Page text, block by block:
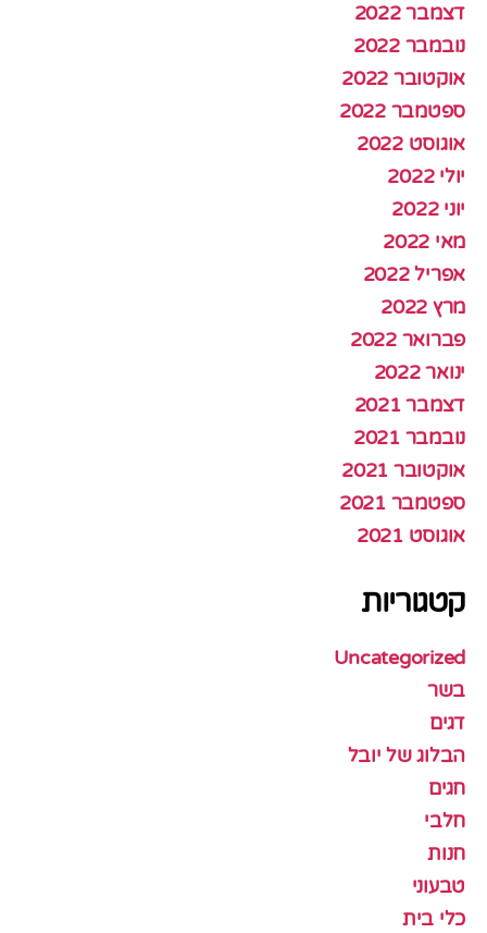
דצמבר 2022
נובמבר 2022
אוקטובר 2022
ספטמבר 2022
אוגוסט 2022
יולי 2022
יוני 2022
מאי 2022
אפריל 2022
מרץ 2022
פברואר 2022
ינואר 2022
דצמבר 2021
נובמבר 2021
אוקטובר 2021
ספטמבר 2021
אוגוסט 2021
קטגוריות
Uncategorized
בשר
דגים
הבלוג של יובל
חגים
חלבי
חנות
טבעוני
כלי בית